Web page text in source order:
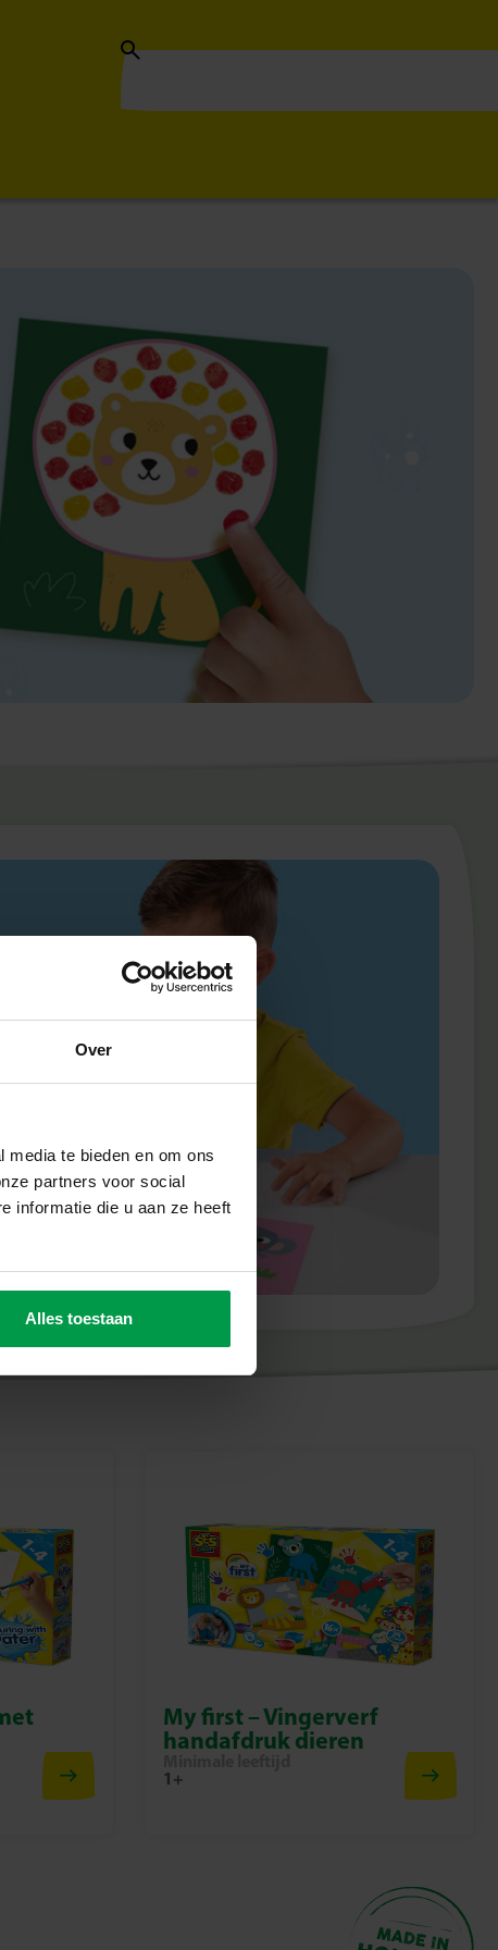
Over
te bieden en om ons
partners voor social
informatie die u aan ze heeft
Alles toestaan
My first – Vingerverf
handafdruk dieren
1+